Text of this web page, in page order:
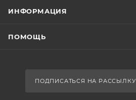
ИНФОРМАЦИЯ
ПОМОЩЬ
ПОДПИСАТЬСЯ НА РАССЫЛКУ